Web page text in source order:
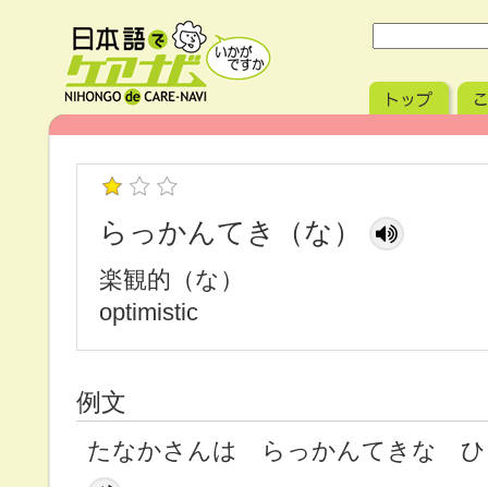
らっかんてき（な）
楽観的（な）
optimistic
例文
たなかさんは らっかんてきな ひ